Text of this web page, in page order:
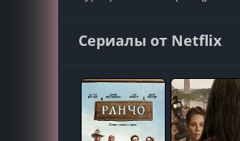
Сериалы от Netflix